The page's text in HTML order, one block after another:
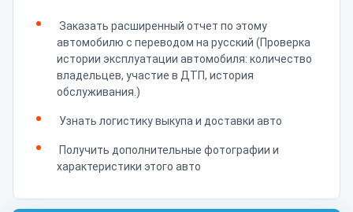
Заказать расширенный отчет по этому
автомобилю с переводом на русский (Проверка
истории эксплуатации автомобиля: количество
владельцев, участие в ДТП, история
обслуживания.)
Узнать логистику выкупа и доставки авто
Получить дополнительные фотографии и
характеристики этого авто